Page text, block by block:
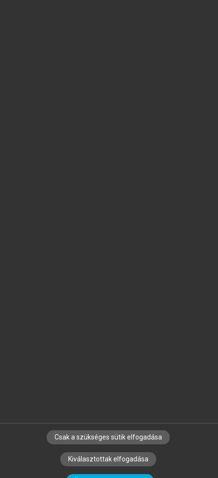
SZERZŐKNEK CÉGEKNEK KÖNYVTÁROSOKNAK
SZERKESZTÉSI ÉS LEKTORÁLÁSI ALAPELVEK
Csak a szükséges sütik elfogadása
Kiválasztottak elfogadása